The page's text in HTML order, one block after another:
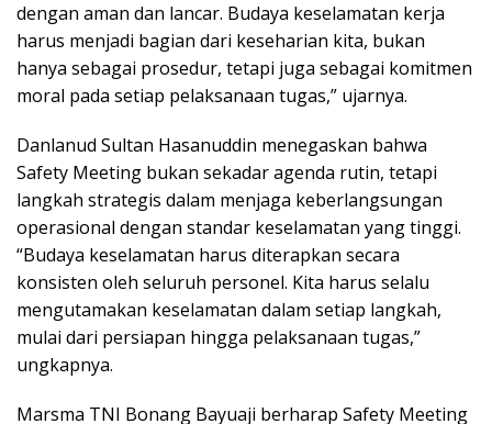
dengan aman dan lancar. Budaya keselamatan kerja
harus menjadi bagian dari keseharian kita, bukan
hanya sebagai prosedur, tetapi juga sebagai komitmen
moral pada setiap pelaksanaan tugas,” ujarnya.
Danlanud Sultan Hasanuddin menegaskan bahwa
Safety Meeting bukan sekadar agenda rutin, tetapi
langkah strategis dalam menjaga keberlangsungan
operasional dengan standar keselamatan yang tinggi.
“Budaya keselamatan harus diterapkan secara
konsisten oleh seluruh personel. Kita harus selalu
mengutamakan keselamatan dalam setiap langkah,
mulai dari persiapan hingga pelaksanaan tugas,”
ungkapnya.
Marsma TNI Bonang Bayuaji berharap Safety Meeting